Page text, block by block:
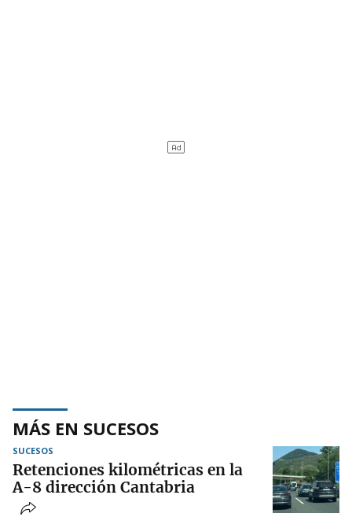
MÁS EN SUCESOS
SUCESOS
Retenciones kilométricas en la
A-8 dirección Cantabria